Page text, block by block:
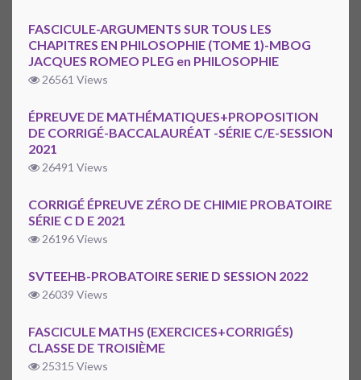
FASCICULE-ARGUMENTS SUR TOUS LES
CHAPITRES EN PHILOSOPHIE (TOME 1)-MBOG
JACQUES ROMEO PLEG en PHILOSOPHIE
26561 Views
ÉPREUVE DE MATHÉMATIQUES+PROPOSITION
DE CORRIGÉ-BACCALAURÉAT -SÉRIE C/E-SESSION
2021
26491 Views
CORRIGÉ ÉPREUVE ZÉRO DE CHIMIE PROBATOIRE
SÉRIE C D E 2021
26196 Views
SVTEEHB-PROBATOIRE SERIE D SESSION 2022
26039 Views
FASCICULE MATHS (EXERCICES+CORRIGÉS)
CLASSE DE TROISIÈME
25315 Views